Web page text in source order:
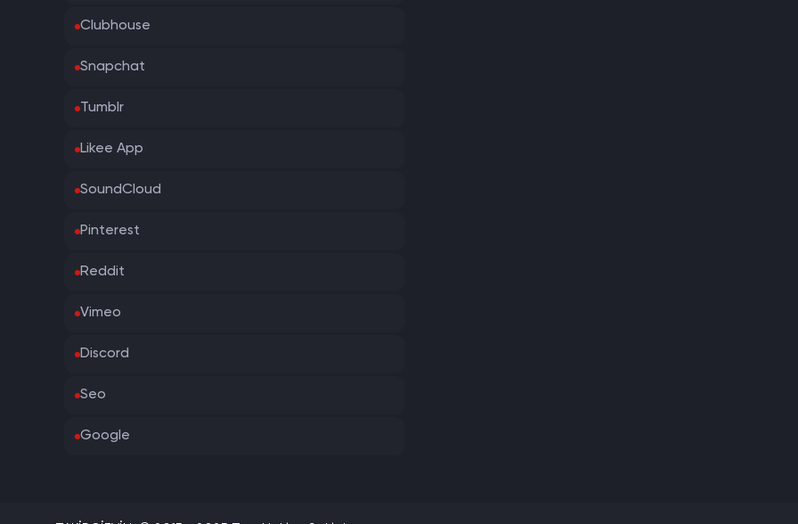
Clubhouse
Snapchat
Tumblr
Likee App
SoundCloud
Pinterest
Reddit
Vimeo
Discord
Seo
Google